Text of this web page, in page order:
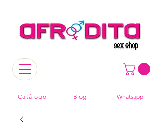
Catálogo Blog Whatsapp